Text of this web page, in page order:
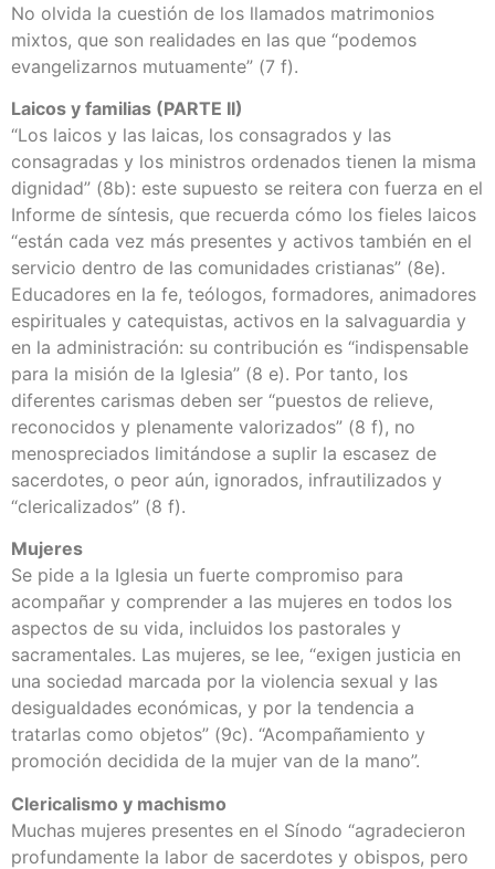
No olvida la cuestión de los llamados matrimonios
mixtos, que son realidades en las que “podemos
evangelizarnos mutuamente” (7 f).
Laicos y familias (PARTE II)
“Los laicos y las laicas, los consagrados y las
consagradas y los ministros ordenados tienen la misma
dignidad” (8b): este supuesto se reitera con fuerza en el
Informe de síntesis, que recuerda cómo los fieles laicos
“están cada vez más presentes y activos también en el
servicio dentro de las comunidades cristianas” (8e).
Educadores en la fe, teólogos, formadores, animadores
espirituales y catequistas, activos en la salvaguardia y
en la administración: su contribución es “indispensable
para la misión de la Iglesia” (8 e). Por tanto, los
diferentes carismas deben ser “puestos de relieve,
reconocidos y plenamente valorizados” (8 f), no
menospreciados limitándose a suplir la escasez de
sacerdotes, o peor aún, ignorados, infrautilizados y
“clericalizados” (8 f).
Mujeres
Se pide a la Iglesia un fuerte compromiso para
acompañar y comprender a las mujeres en todos los
aspectos de su vida, incluidos los pastorales y
sacramentales. Las mujeres, se lee, “exigen justicia en
una sociedad marcada por la violencia sexual y las
desigualdades económicas, y por la tendencia a
tratarlas como objetos” (9c). “Acompañamiento y
promoción decidida de la mujer van de la mano”.
Clericalismo y machismo
Muchas mujeres presentes en el Sínodo “agradecieron
profundamente la labor de sacerdotes y obispos, pero